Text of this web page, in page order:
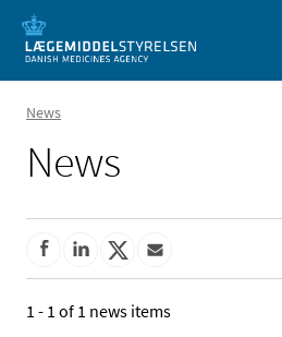
News
News
1 - 1 of 1 news items